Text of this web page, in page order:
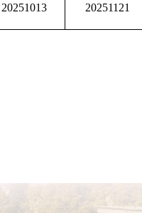
20251013 20251121